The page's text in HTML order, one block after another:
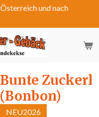
und nach
Bunte Zuckerl
(Bonbon)
NEU2026